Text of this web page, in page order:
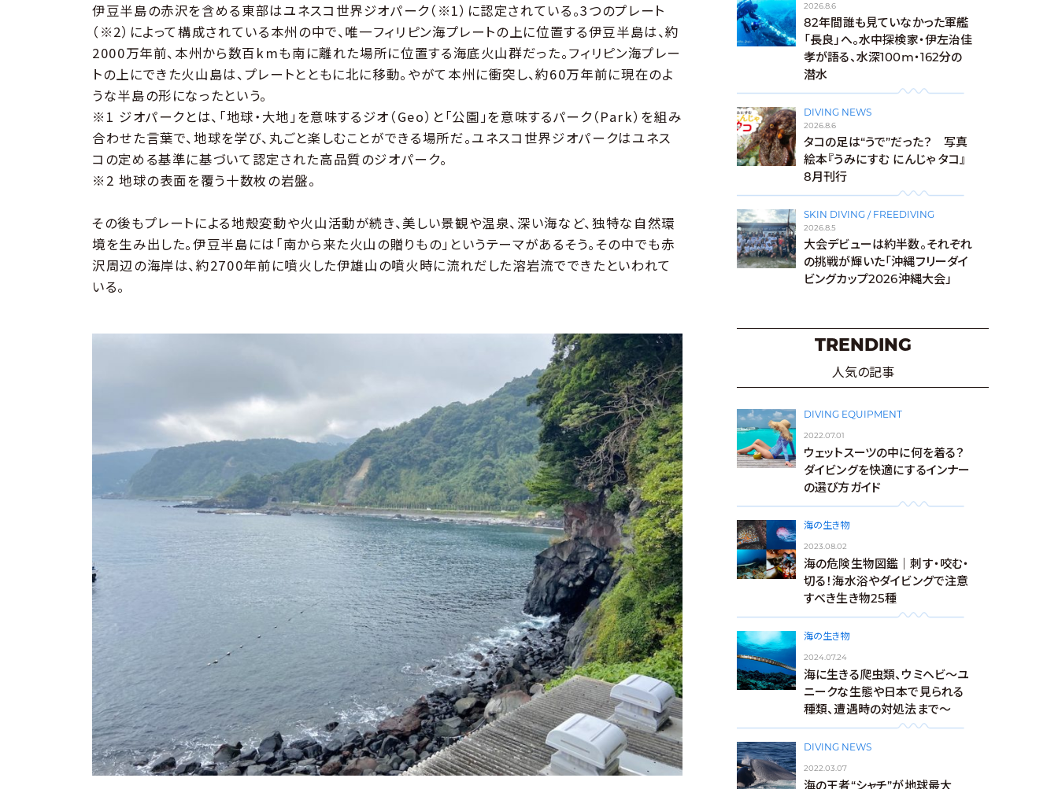
伊豆半島の赤沢を含める東部はユネスコ世界ジオパーク（※1）に認定されている。3つのプレート
（※2）によって構成されている本州の中で、唯一フィリピン海プレートの上に位置する伊豆半島は、約
2000万年前、本州から数百kmも南に離れた場所に位置する海底火山群だった。フィリピン海プレー
トの上にできた火山島は、プレートとともに北に移動。やがて本州に衝突し、約60万年前に現在のよ
うな半島の形になったという。
※1 ジオパークとは、「地球・大地」を意味するジオ（Geo）と「公園」を意味するパーク（Park）を組み
合わせた言葉で、地球を学び、丸ごと楽しむことができる場所だ。ユネスコ世界ジオパークはユネス
コの定める基準に基づいて認定された高品質のジオパーク。
※2 地球の表面を覆う十数枚の岩盤。
その後もプレートによる地殻変動や火山活動が続き、美しい景観や温泉、深い海など、独特な自然環
境を生み出した。伊豆半島には「南から来た火山の贈りもの」というテーマがあるそう。その中でも赤
沢周辺の海岸は、約2700年前に噴火した伊雄山の噴火時に流れだした溶岩流でできたといわれて
いる。
2026.8.6
82年間誰も見ていなかった軍艦
「長良」へ。水中探検家・伊左治佳
孝が語る、水深100m・162分の
潜水
DIVING NEWS
2026.8.6
タコの足は“うで”だった？ 写真
絵本『うみにすむ にんじゃ タコ』
8月刊行
SKIN DIVING / FREEDIVING
2026.8.5
大会デビューは約半数。それぞれ
の挑戦が輝いた「沖縄フリーダイ
ビングカップ2026沖縄大会」
TRENDING
人気の記事
DIVING EQUIPMENT
2022.07.01
ウェットスーツの中に何を着る？
ダイビングを快適にするインナー
の選び方ガイド
海の生き物
2023.08.02
海の危険生物図鑑｜刺す・咬む・
切る！海水浴やダイビングで注意
すべき生き物25種
海の生き物
2024.07.24
海に生きる爬虫類、ウミヘビ～ユ
ニークな生態や日本で見られる
種類、遭遇時の対処法まで～
DIVING NEWS
2022.03.07
海の王者“シャチ”が地球最大